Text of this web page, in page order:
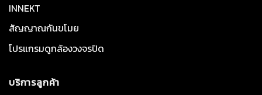
INNEKT
สัญญาณกันขโมย
โปรแกรมดูกล้องวงจรปิด
บริการลูกค้า